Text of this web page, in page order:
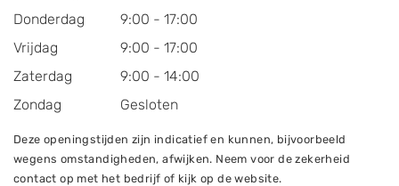
Donderdag
9:00 - 17:00
Vrijdag
9:00 - 17:00
Zaterdag
9:00 - 14:00
Zondag
Gesloten
Deze openingstijden zijn indicatief en kunnen, bijvoorbeeld
wegens omstandigheden, afwijken. Neem voor de zekerheid
contact op met het bedrijf of kijk op de website.